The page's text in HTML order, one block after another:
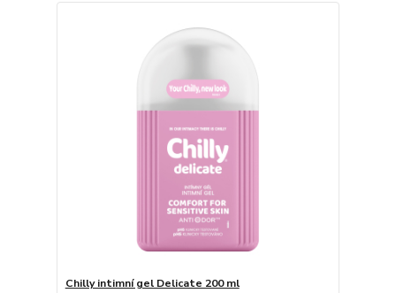
Chilly intimní gel Delicate 200 ml